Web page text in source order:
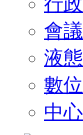
會
液
數
中